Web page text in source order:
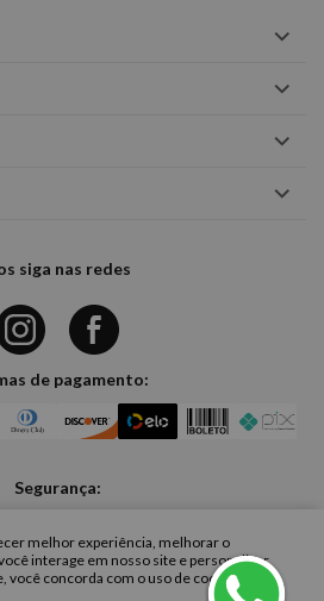
siga nas redes
de pagamento:
Segurança:
DE ROUPAS UNIPESSOAL LIMITADA - Rua
melhor experiência, melhorar o
interage em nosso site e personalizar
concorda com o uso de cookies.